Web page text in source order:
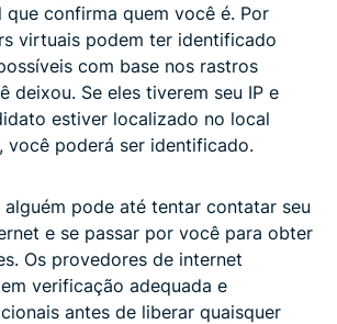
confirma quem você é. Por
virtuais podem ter identificado
com base nos rastros
deixou. Se eles tiverem seu IP e
estiver localizado no local
você poderá ser identificado.
alguém pode até tentar contatar seu
e se passar por você para obter
Os provedores de internet
verificação adequada e
antes de liberar quaisquer